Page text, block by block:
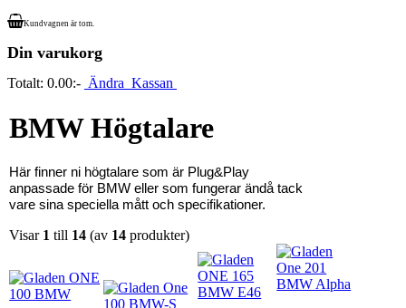
Kundvagnen är tom.
Din varukorg
Totalt: 0.00:- Ändra Kassan
BMW Högtalare
Här finner ni högtalare som är Plug&Play
anpassade för BMW eller som fungerar ändå tack
vare sina speciella mått och specifikationer.
Visar 1 till 14 (av 14 produkter)